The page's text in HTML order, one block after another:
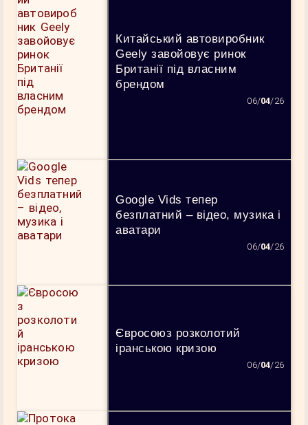
Китайський автовиробник
Geely завойовує ринок
Британії під власним
брендом
06/04/26
Google Vids тепер
безплатний – відео, музика і
аватари
06/04/26
Євросоюз розколотий
іранською кризою
06/04/26